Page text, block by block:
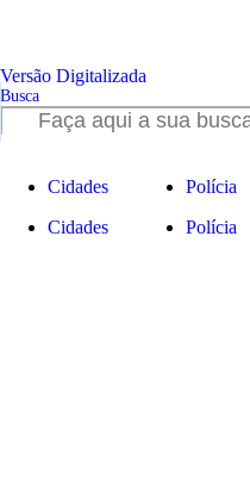
Versão Digitalizada
Cidades Polícia
Cidades
Polícia